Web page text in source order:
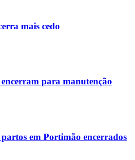
mais cedo
para manutenção
em Portimão encerrados